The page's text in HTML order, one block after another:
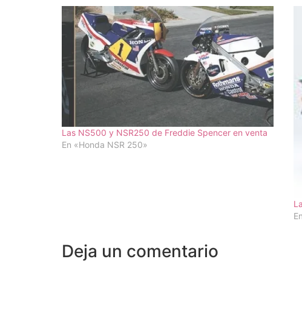
Las NS500 y NSR250 de Freddie Spencer en venta
En «Honda NSR 250»
Deja un comentario